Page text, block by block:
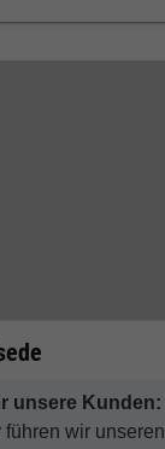
unsere Kunden:
wir unseren